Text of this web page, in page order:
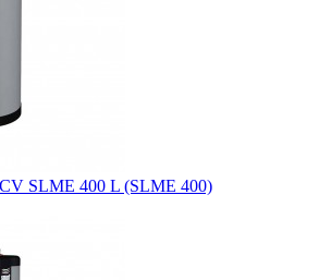
SLME 400 L (SLME 400)